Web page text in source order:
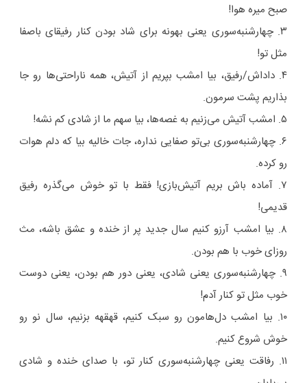
صبح میره هوا!
۳. چهارشنبه‌سوری یعنی بهونه برای شاد بودن کنار رفیقای باصفا
مثل تو!
۴. داداش/رفیق، بیا امشب بپریم از آتیش، همه ناراحتی‌ها رو جا
بذاریم پشت سرمون.
۵. امشب آتیش می‌زنیم به غصه‌ها، بیا سهم ما از شادی کم نشه!
۶. چهارشنبه‌سوری بی‌تو صفایی نداره، جات خالیه بیا که دلم هوات
رو کرده.
۷. آماده باش بریم آتیش‌بازی! فقط با تو خوش می‌گذره رفیق
قدیمی!
۸. بیا امشب آرزو کنیم سال جدید پر از خنده و عشق باشه، مث
روزای خوب با هم بودن.
۹. چهارشنبه‌سوری یعنی شادی، یعنی دور هم بودن، یعنی دوست
خوب مثل تو کنار آدم!
۱۰. بیا امشب دل‌هامون رو سبک کنیم، قهقهه بزنیم، سال نو رو
خوش شروع کنیم.
۱۱. رفاقت یعنی چهارشنبه‌سوری کنار تو، با صدای خنده و شادی